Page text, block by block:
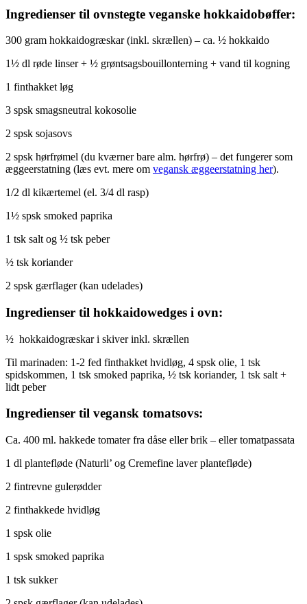
Ingredienser til ovnstegte veganske hokkaidobøffer:
300 gram hokkaidogræskar (inkl. skrællen) – ca. ½ hokkaido
1½ dl røde linser + ½ grøntsagsbouillonterning + vand til kogning
1 finthakket løg
3 spsk smagsneutral kokosolie
2 spsk sojasovs
2 spsk hørfrømel (du kværner bare alm. hørfrø) – det fungerer som
æggeerstatning (læs evt. mere om vegansk æggeerstatning her).
1/2 dl kikærtemel (el. 3/4 dl rasp)
1½ spsk smoked paprika
1 tsk salt og ½ tsk peber
½ tsk koriander
2 spsk gærflager (kan udelades)
Ingredienser til hokkaidowedges i ovn:
½ hokkaidogræskar i skiver inkl. skrællen
Til marinaden: 1-2 fed finthakket hvidløg, 4 spsk olie, 1 tsk
spidskommen, 1 tsk smoked paprika, ½ tsk koriander, 1 tsk salt +
lidt peber
Ingredienser til vegansk tomatsovs:
Ca. 400 ml. hakkede tomater fra dåse eller brik – eller tomatpassata
1 dl plantefløde (Naturli’ og Cremefine laver plantefløde)
2 fintrevne gulerødder
2 finthakkede hvidløg
1 spsk olie
1 spsk smoked paprika
1 tsk sukker